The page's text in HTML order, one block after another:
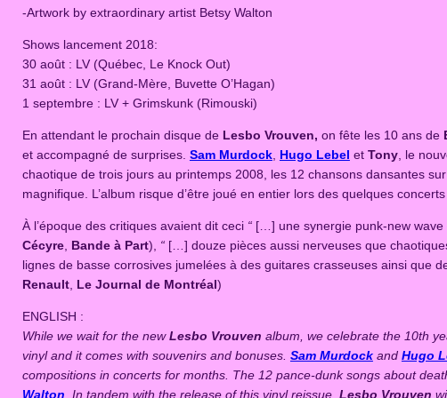
-Artwork by extraordinary artist Betsy Walton
Shows lancement 2018:
30 août : LV (Québec, Le Knock Out)
31 août : LV (Grand-Mère, Buvette O’Hagan)
1 septembre : LV + Grimskunk (Rimouski)
En attendant le prochain disque de Lesbo Vrouven, on fête les 10 ans de
et accompagné de surprises. Sam Murdock, Hugo Lebel et Tony, le
chaotique de trois jours au printemps 2008, les 12 chansons dansantes
magnifique. L’album risque d’être joué en entier lors des quelques
À l’époque des critiques avaient dit ceci “[…] une synergie punk-new wave
Cécyre, Bande à Part), “[…] douze pièces aussi nerveuses que
lignes de basse corrosives jumelées à des guitares crasseuses ainsi que
Renault, Le Journal de Montréal)
ENGLISH :
While we wait for the newLesbo Vrouven album, we celebrate the 10th
vinyl and it comes with souvenirs and bonuses. Sam Murdockand Hugo
compositions in concerts for months. The 12 pance-dunk songs about
Walton . In tandem with the release of this vinyl reissue, Lesbo Vrouven